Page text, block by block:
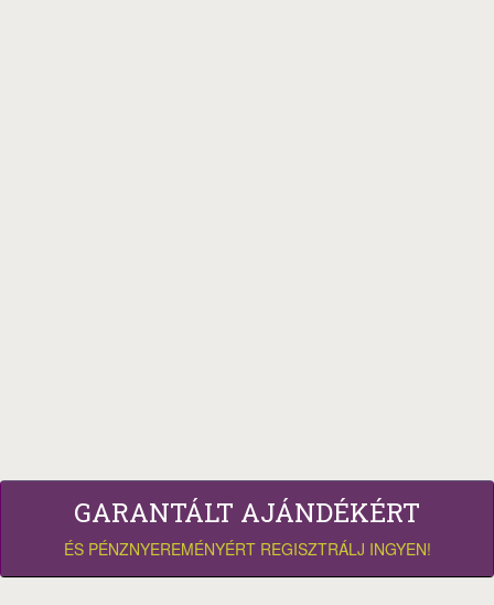
GARANTÁLT AJÁNDÉKÉRT
ÉS PÉNZNYEREMÉNYÉRT REGISZTRÁLJ INGYEN!